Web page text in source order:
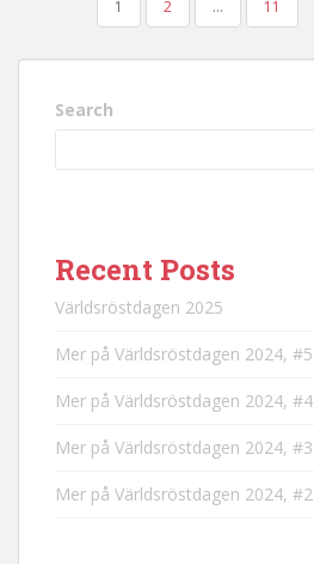
PAGINATION
1 2 … 11
Search
Recent Posts
Världsröstdagen 2025
Mer på Världsröstdagen 2024, #5
Mer på Världsröstdagen 2024, #4
Mer på Världsröstdagen 2024, #3
Mer på Världsröstdagen 2024, #2